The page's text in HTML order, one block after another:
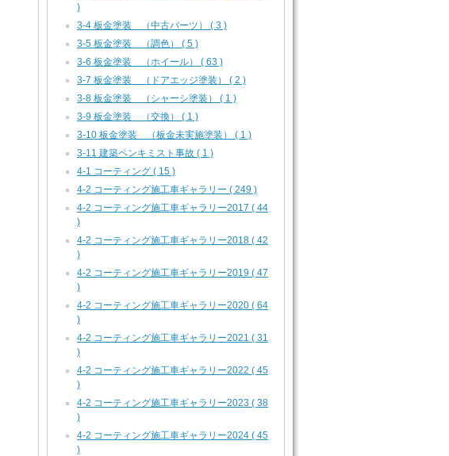
)
3-4 板金塗装 （中古パーツ） ( 3 )
3-5 板金塗装 （調色） ( 5 )
3-6 板金塗装 （ホイール） ( 63 )
3-7 板金塗装 （ドアエッジ塗装） ( 2 )
3-8 板金塗装 （シャーシ塗装） ( 1 )
3-9 板金塗装 （交換） ( 1 )
3-10 板金塗装 （板金未実施塗装） ( 1 )
3-11 建築ペンキミスト事故 ( 1 )
4-1 コーティング ( 15 )
4-2 コーティング施工車ギャラリー ( 249 )
4-2 コーティング施工車ギャラリー2017 ( 44
)
4-2 コーティング施工車ギャラリー2018 ( 42
)
4-2 コーティング施工車ギャラリー2019 ( 47
)
4-2 コーティング施工車ギャラリー2020 ( 64
)
4-2 コーティング施工車ギャラリー2021 ( 31
)
4-2 コーティング施工車ギャラリー2022 ( 45
)
4-2 コーティング施工車ギャラリー2023 ( 38
)
4-2 コーティング施工車ギャラリー2024 ( 45
)